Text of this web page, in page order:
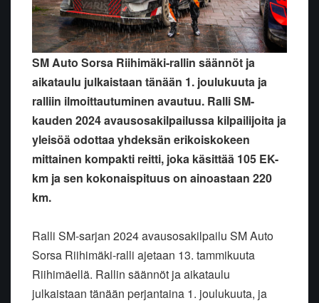
SM Auto Sorsa Riihimäki-rallin säännöt ja
aikataulu julkaistaan tänään 1. joulukuuta ja
ralliin ilmoittautuminen avautuu. Ralli SM-
kauden 2024 avausosakilpailussa kilpailijoita ja
yleisöä odottaa yhdeksän erikoiskokeen
mittainen kompakti reitti, joka käsittää 105 EK-
km ja sen kokonaispituus on ainoastaan 220
km.
Ralli SM-sarjan 2024 avausosakilpailu SM Auto
Sorsa Riihimäki-ralli ajetaan 13. tammikuuta
Riihimäellä. Rallin säännöt ja aikataulu
julkaistaan tänään perjantaina 1. joulukuuta, ja